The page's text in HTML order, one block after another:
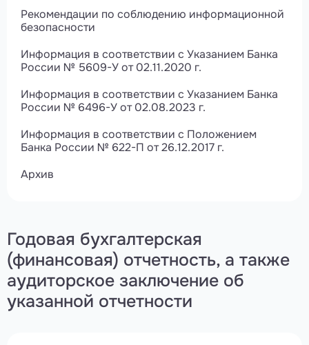
Рекомендации по соблюдению информационной
безопасности
Информация в соответствии с Указанием Банка
России № 5609-У от 02.11.2020 г.
Информация в соответствии с Указанием Банка
России № 6496-У от 02.08.2023 г.
Информация в соответствии с Положением
Банка России № 622-П от 26.12.2017 г.
Архив
Годовая бухгалтерская
(финансовая) отчетность, а также
аудиторское заключение об
указанной отчетности